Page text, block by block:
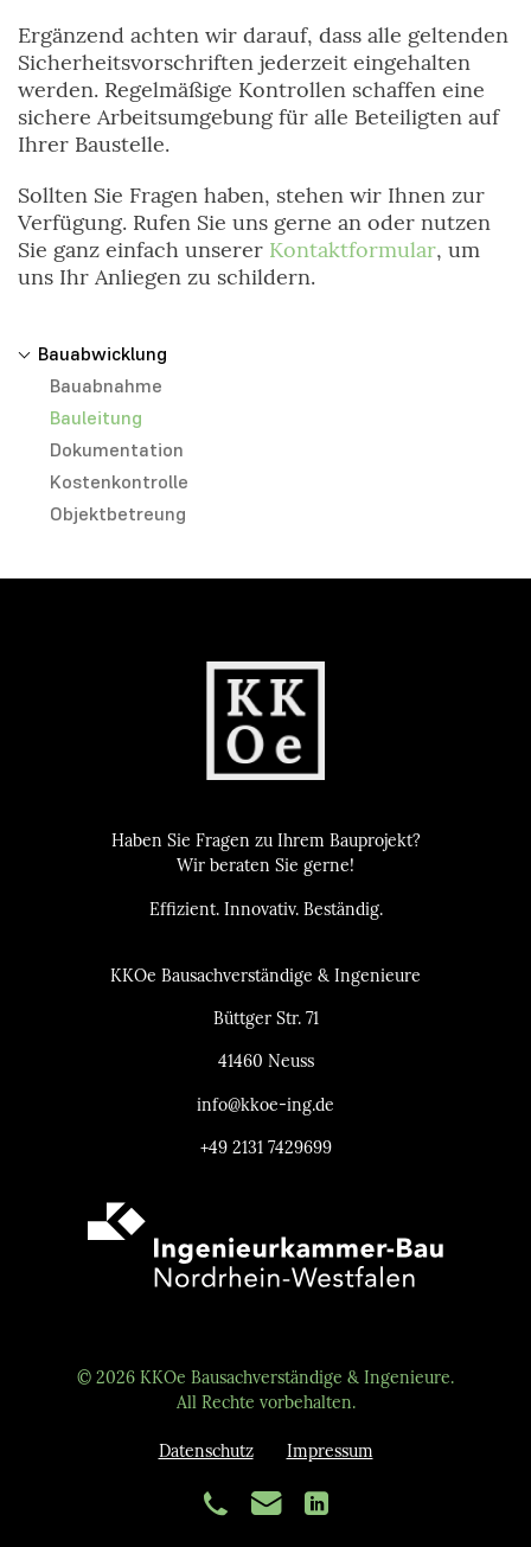
Bauabwicklung
Bauabnahme
Bauleitung
Dokumentation
Kostenkontrolle
Objektbetreung
Ergänzend achten wir darauf, dass alle geltenden
Sicherheitsvorschriften jederzeit eingehalten
werden. Regelmäßige Kontrollen schaffen eine
sichere Arbeitsumgebung für alle Beteiligten auf
Ihrer Baustelle.
Sollten Sie Fragen haben, stehen wir Ihnen zur
Verfügung. Rufen Sie uns gerne an oder nutzen
Sie ganz einfach unserer Kontaktformular, um
uns Ihr Anliegen zu schildern.
Haben Sie Fragen zu Ihrem Bauprojekt?
Wir beraten Sie gerne!
Effizient. Innovativ. Beständig.
KKOe Bausachverständige & Ingenieure
Büttger Str. 71
41460 Neuss
info@kkoe-ing.de
+49 2131 7429699
© 2026 KKOe Bausachverständige & Ingenieure.
All Rechte vorbehalten.
Datenschutz Impressum